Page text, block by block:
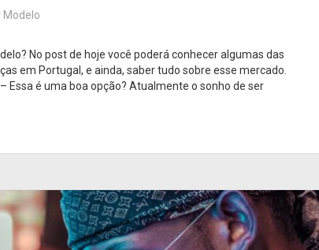
Modelo
No post de hoje você poderá conhecer algumas das
em Portugal, e ainda, saber tudo sobre esse mercado.
Essa é uma boa opção? Atualmente o sonho de ser